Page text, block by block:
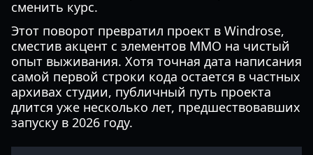
сменить курс.
Этот поворот превратил проект в Windrose,
сместив акцент с элементов MMO на чистый
опыт выживания. Хотя точная дата написания
самой первой строки кода остается в частных
архивах студии, публичный путь проекта
длится уже несколько лет, предшествовавших
запуску в 2026 году.